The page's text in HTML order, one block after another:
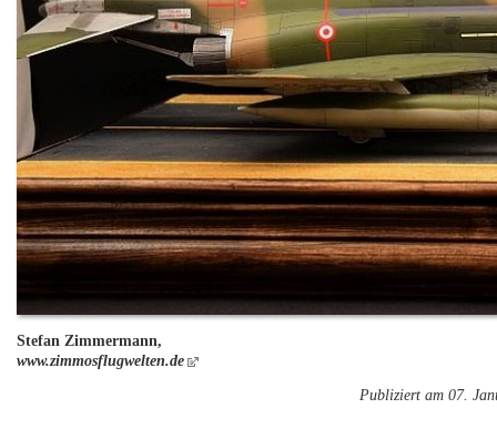
Stefan Zimmermann,
www.zimmosflugwelten.de
Publiziert am 07.